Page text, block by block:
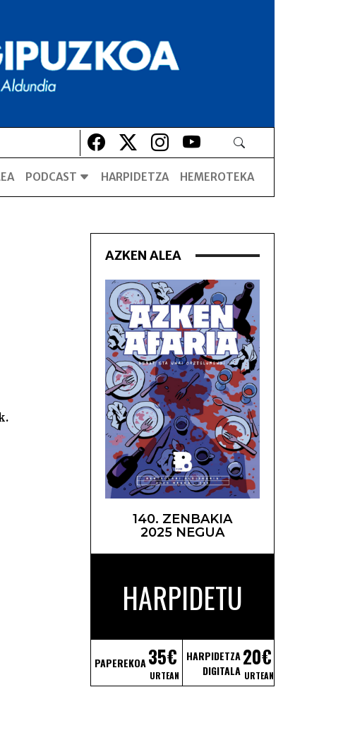
Lehio berrian irekiko da
Lehio berrian irekiko da
Lehio berrian irekiko da
Lehio berrian irekiko da
PODCAST HARPIDETZA HEMEROTEKA
AZKEN ALEA
140. ZENBAKIA
2025 NEGUA
HARPIDETU
PAPEREKOA35€
URTEAN
HARPIDETZA
DIGITALA
20€
URTEAN